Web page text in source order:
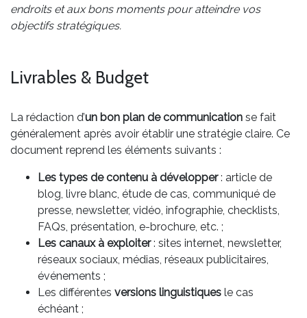
endroits et aux bons moments pour atteindre vos
objectifs stratégiques.
Livrables & Budget
La rédaction d’un bon plan de communication se fait
généralement après avoir établir une stratégie claire. Ce
document reprend les éléments suivants :
Les types de contenu à développer: article de
blog, livre blanc, étude de cas, communiqué de
presse, newsletter, vidéo, infographie, checklists,
FAQs, présentation, e-brochure, etc. ;
Les canaux à exploiter: sites internet, newsletter,
réseaux sociaux, médias, réseaux publicitaires,
événements ;
Les différentes versions linguistiques le cas
échéant ;